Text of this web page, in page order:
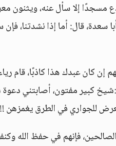
مسجدًا إلا سأل عنه،
سعدة، قال: أما إذا نشدتنا،
إن كان عبدك هذا كاذبًا،
كبير مفتون، أصابتني
للجواري في الطرق يغمزهن
فإنهم في حفظ الله